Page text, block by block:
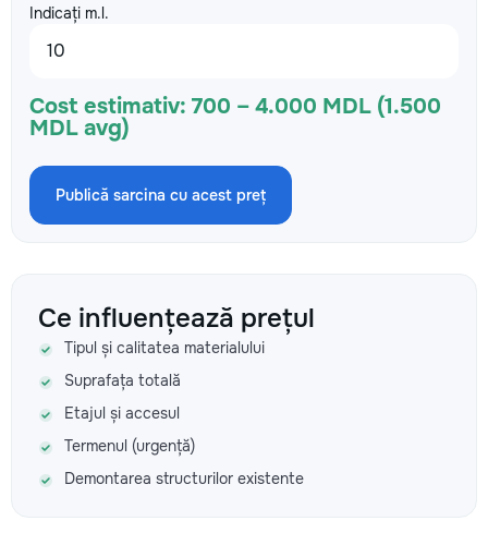
Indicați m.l.
Cost estimativ: 700 – 4.000 MDL (1.500
MDL avg)
Publică sarcina cu acest preț
Ce influențează prețul
Tipul și calitatea materialului
Suprafața totală
Etajul și accesul
Termenul (urgență)
Demontarea structurilor existente